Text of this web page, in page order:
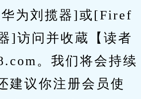
为刘揽器]或[Firef
]访问并收蔵【读者
。我们将会持续
建议你注册会员使